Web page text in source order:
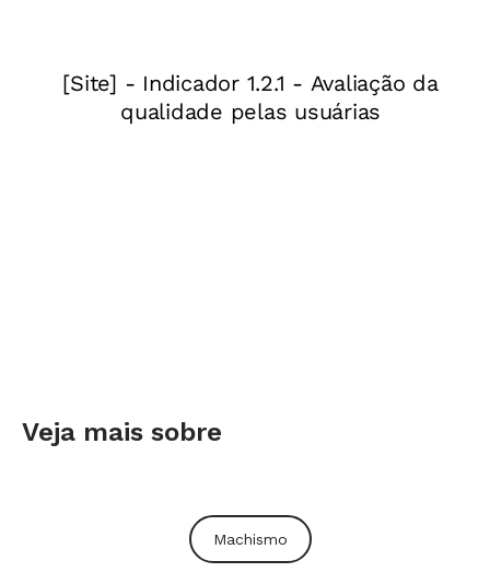
Veja mais sobre
Machismo